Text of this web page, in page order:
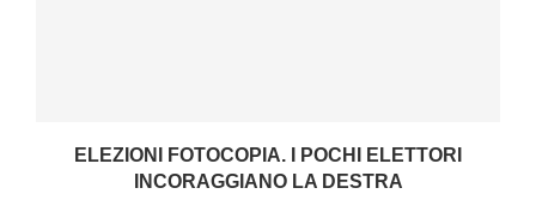
ELEZIONI FOTOCOPIA. I POCHI ELETTORI
INCORAGGIANO LA DESTRA